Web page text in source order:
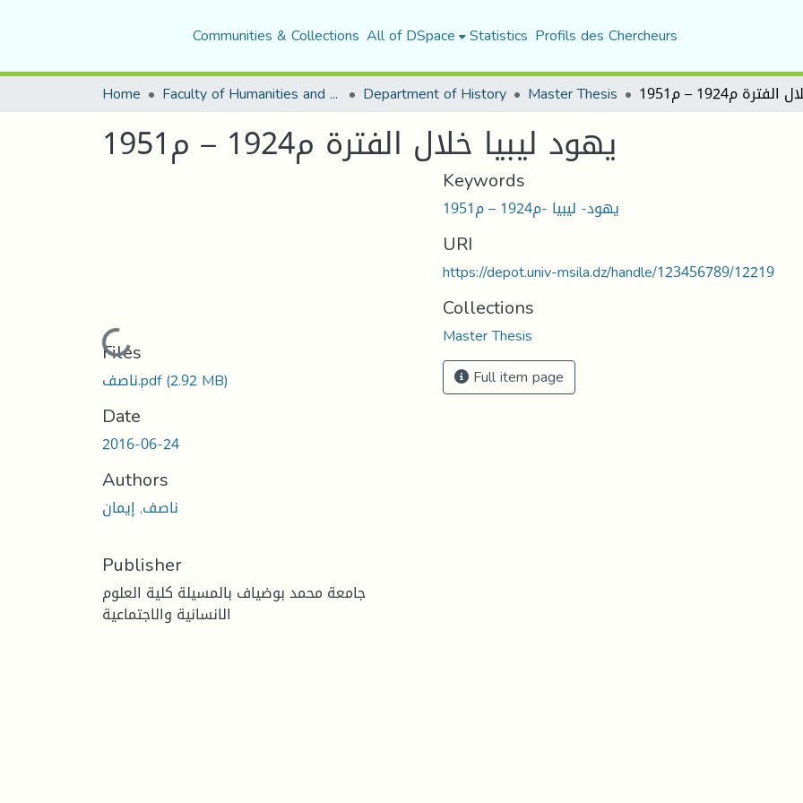
Communities & Collections All of DSpace Statistics Profils des Chercheurs
Home Faculty of Humanities and Social Sciences Department of History Master Thesis
يهود ليبيا خلال الفترة م1924 – م1951
Loading...
Files
ناصف.pdf(2.92 MB)
Date
2016-06-24
Authors
ناصف, إيمان
Publisher
جامعة محمد بوضياف بالمسيلة كلية العلوم
الانسانية والاجتماعية
Keywords
يهود- ليبيا -م1924 – م1951
URI
https://depot.univ-msila.dz/handle/123456789/12219
Collections
Master Thesis
Full item page